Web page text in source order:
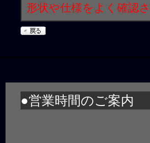
形状や仕様をよく確認
●営業時間のご案内